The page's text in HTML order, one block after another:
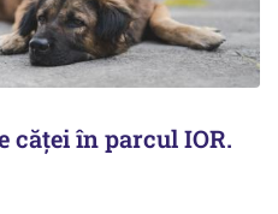
căței în parcul IOR.